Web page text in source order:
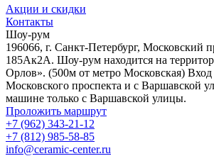
Акции и скидки
Контакты
Шоу-рум
196066, г. Санкт-Петербург, Московский
185Ак2А. Шоу-рум находится на
Орлов». (500м от метро Московская)
Московского проспекта и с Варшавской
машине только с Варшавской улицы.
Проложить маршрут
+7 (962) 343-21-12
+7 (812) 985-58-85
info@ceramic-center.ru